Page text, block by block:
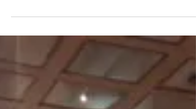
Nuevos Centros de
Competitividad
Empresarial
Este jueves 26 y viernes 27 se inauguraron los
Centros de Competitividad Empresarial (CCE) en